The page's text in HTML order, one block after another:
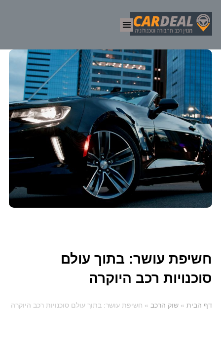
חשיפת עושר: בתוך עולם
סוכנויות רכב היוקרה
דף הבית » שוק הרכב » חשיפת עושר: בתוך עולם סוכנויות רכב היוקרה